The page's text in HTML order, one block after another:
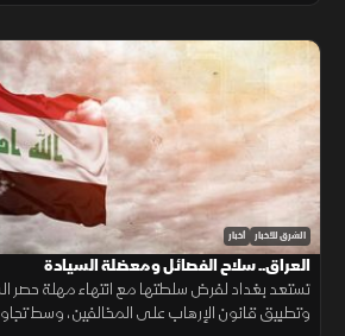
الشرق للأخبار أخبار
العراق.. سلاح الفصائل ومعضلة السيادة
وتطبيق قانون الإرهاب على المخالفين، وسط